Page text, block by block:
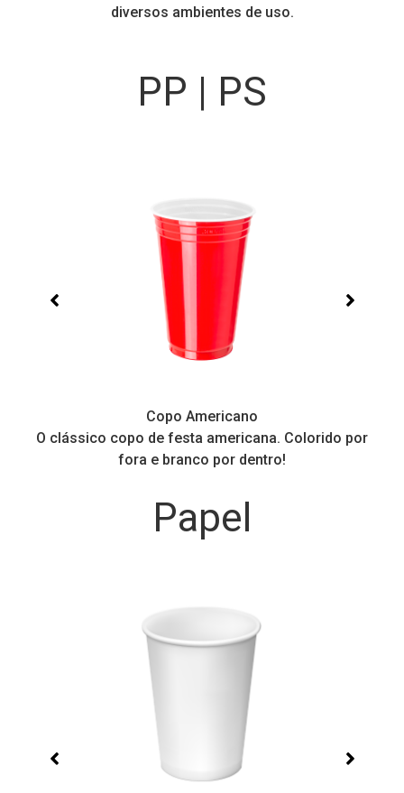
diversos ambientes de uso.
PP | PS
Copo Americano
O clássico copo de festa americana. Colorido por
fora e branco por dentro!
Papel